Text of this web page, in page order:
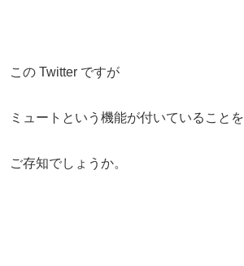
この Twitter ですが
ミュートという機能が付いていることを
ご存知でしょうか。